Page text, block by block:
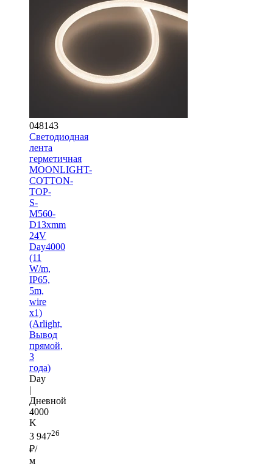
048143
Светодиодная
лента
герметичная
MOONLIGHT-
COTTON-
TOP-
S-
M560-
D13xmm
24V
Day4000
(11
W/m,
IP65,
5m,
wire
x1)
(Arlight,
Вывод
прямой,
3
года)
Day
|
Дневной
4000
K
3 94726
₽/
м